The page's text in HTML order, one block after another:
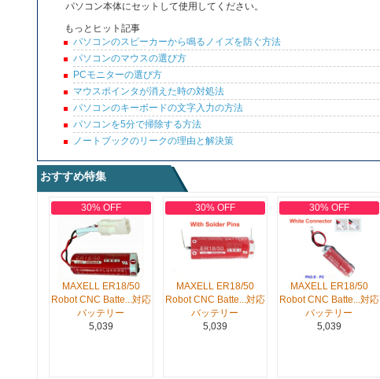
パソコン本体にセットして使用してください。
もっとヒット記事
パソコンのスピーカーから鳴るノイズを防ぐ方法
パソコンのマウスの選び方
PCモニターの選び方
マウスポインタが消えた時の対処法
パソコンのキーボードの文字入力の方法
パソコンを5分で掃除する方法
ノートブックのリークの理由と解決策
おすすめ特集
30% OFF
MAXELL ER18/50
Robot CNC Batte...対応
バッテリー
5,039
30% OFF
MAXELL ER18/50
Robot CNC Batte...対応
バッテリー
5,039
30% OFF
MAXELL ER18/50
Robot CNC Batte...対応
バッテリー
5,039